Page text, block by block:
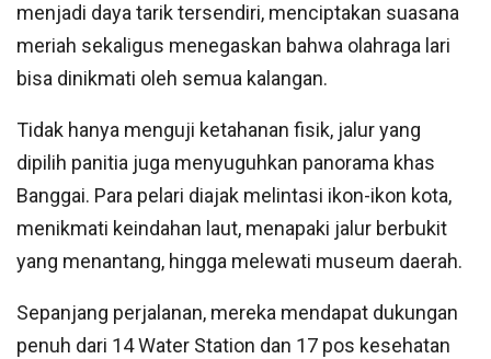
menjadi daya tarik tersendiri, menciptakan suasana
meriah sekaligus menegaskan bahwa olahraga lari
bisa dinikmati oleh semua kalangan.
Tidak hanya menguji ketahanan fisik, jalur yang
dipilih panitia juga menyuguhkan panorama khas
Banggai. Para pelari diajak melintasi ikon-ikon kota,
menikmati keindahan laut, menapaki jalur berbukit
yang menantang, hingga melewati museum daerah.
Sepanjang perjalanan, mereka mendapat dukungan
penuh dari 14 Water Station dan 17 pos kesehatan